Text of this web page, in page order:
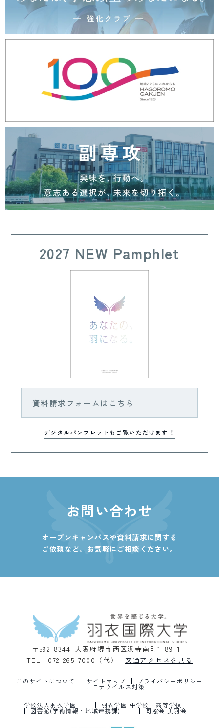
2027 NEW Pamphlet
資料請求フォームはこちら
デジタルパンフレットもご覧いただけます！
お問い合わせ
オープンキャンパスや資料請求に関する
ご依頼など、 お気軽にご相談ください。
〒592-8344 大阪府堺市西区浜寺南町1-89-1
TEL：072-265-7000（代）
交通アクセスを見る
このサイトについて サイトマップ プライバシーポリシー
コロナウイルス対策
学校法人羽衣学園 羽衣学園 中学校・高等学校
図書館(学術情報・地域連携課) 同窓会 美羽会